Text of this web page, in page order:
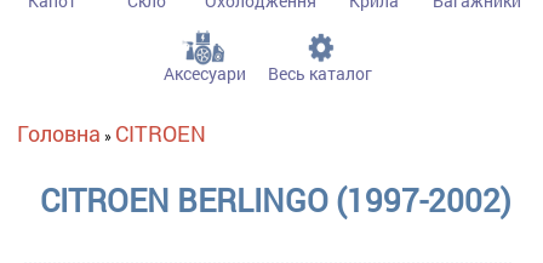
Аксесуари Весь каталог
Ви є тут
Головна » CITROEN
CITROEN BERLINGO (1997-2002)